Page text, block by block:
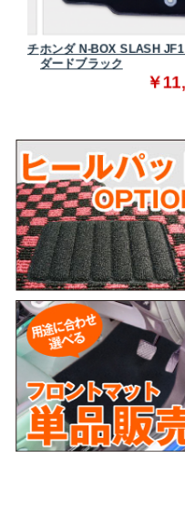
ホンダ N-BOX SLASH JF1
ダードブラック
￥